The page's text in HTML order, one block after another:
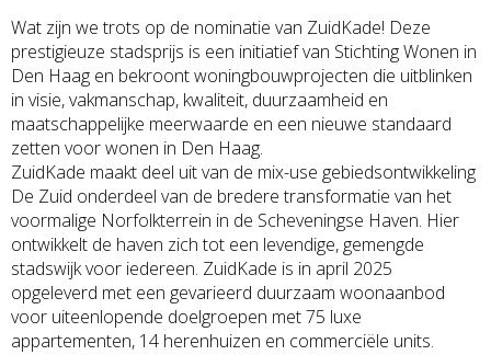
Wat zijn we trots op de nominatie van ZuidKade! Deze
prestigieuze stadsprijs is een initiatief van Stichting Wonen in
Den Haag en bekroont woningbouwprojecten die uitblinken
in visie, vakmanschap, kwaliteit, duurzaamheid en
maatschappelijke meerwaarde en een nieuwe standaard
zetten voor wonen in Den Haag.
ZuidKade maakt deel uit van de mix-use gebiedsontwikkeling
De Zuid onderdeel van de bredere transformatie van het
voormalige Norfolkterrein in de Scheveningse Haven. Hier
ontwikkelt de haven zich tot een levendige, gemengde
stadswijk voor iedereen. ZuidKade is in april 2025
opgeleverd met een gevarieerd duurzaam woonaanbod
voor uiteenlopende doelgroepen met 75 luxe
appartementen, 14 herenhuizen en commerciële units.